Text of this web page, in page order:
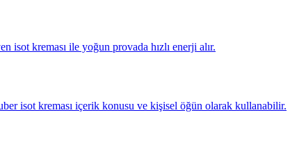
isot kreması ile yoğun provada hızlı enerji alır.
isot kreması içerik konusu ve kişisel öğün olarak kullanabilir.